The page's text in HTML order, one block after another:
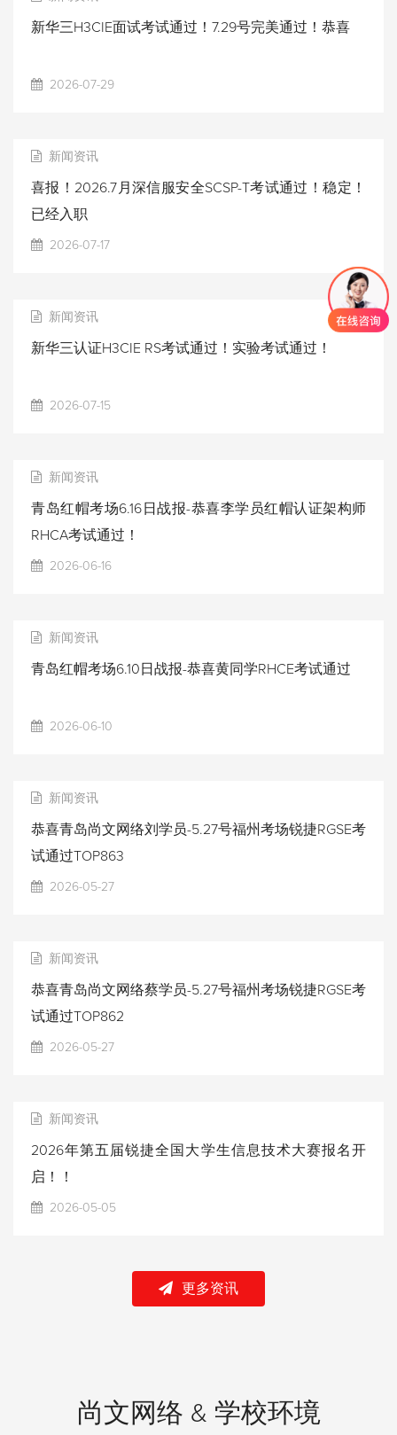
新华三H3CIE面试考试通过！7.29号完美通过！恭喜
2026-07-29
新闻资讯
喜报！2026.7月深信服安全SCSP-T考试通过！稳定！
已经入职
2026-07-17
新闻资讯
新华三认证H3CIE RS考试通过！实验考试通过！
2026-07-15
新闻资讯
青岛红帽考场6.16日战报-恭喜李学员红帽认证架构师
RHCA考试通过！
2026-06-16
新闻资讯
青岛红帽考场6.10日战报-恭喜黄同学RHCE考试通过
2026-06-10
新闻资讯
恭喜青岛尚文网络刘学员-5.27号福州考场锐捷RGSE考
试通过TOP863
2026-05-27
新闻资讯
恭喜青岛尚文网络蔡学员-5.27号福州考场锐捷RGSE考
试通过TOP862
2026-05-27
新闻资讯
2026年第五届锐捷全国大学生信息技术大赛报名开
启！！
2026-05-05
更多资讯
尚文网络 & 学校环境